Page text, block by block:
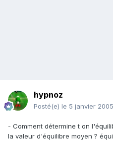
hypnoz
Posté(e) le 5 janvier 2005
- Comment détermine t on
la valeur d'équilibre moyen ?